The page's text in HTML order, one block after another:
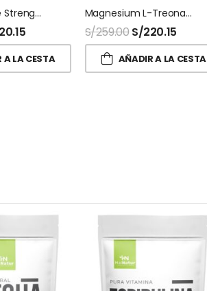
COQ10 Double Strength 150 Capsulas Sport Research
A LA CESTA
Magnesium L-Treonato 135 Capsulas Sport Research
S/259.00S/220.15
AÑADIR A LA CESTA